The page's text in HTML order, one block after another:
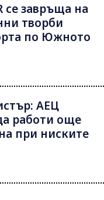
се завръща на
творби
по Южното
АЕЦ
работи още
при ниските